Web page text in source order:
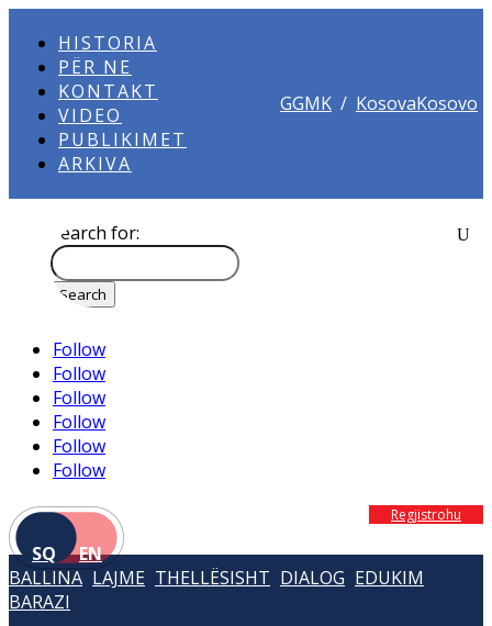
HISTORIA
PËR NE
KONTAKT
VIDEO
PUBLIKIMET
ARKIVA
GGMK / KosovaKosovo
Search for:
Follow
Follow
Follow
Follow
Follow
Follow
SQ EN
Regjistrohu
BALLINA LAJME THELLËSISHT DIALOG EDUKIM
BARAZI